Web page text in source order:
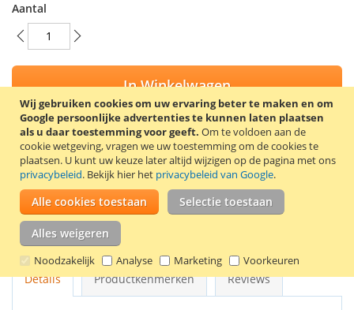
Wij gebruiken cookies om uw ervaring beter te maken en om
Google persoonlijke advertenties te kunnen laten plaatsen
als u daar toestemming voor geeft. Om te voldoen aan de
cookie wetgeving, vragen we uw toestemming om de cookies te
plaatsen. U kunt uw keuze later altijd wijzigen op de pagina met ons
privacybeleid. Bekijk hier het privacybeleid van Google.
Alle cookies toestaan Selectie toestaan
Alles weigeren
Noodzakelijk Analyse Marketing Voorkeuren
Aantal
In Winkelwagen
VOEG TOE AAN VERLANGLIJST
TOEVOEGEN OM TE VERGELIJKEN
Stijlvolle book case voor de Samsung Galaxy Xcover 2. Kleur:
Details Productkenmerken Reviews